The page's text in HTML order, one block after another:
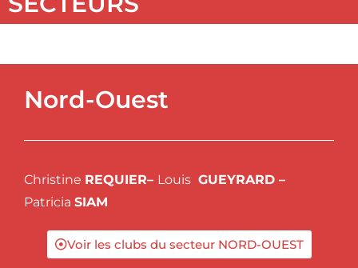
Nord-Ouest
Christine REQUIER– Louis GUEYRARD –
Patricia SIAM
Voir les clubs du secteur NORD-OUEST